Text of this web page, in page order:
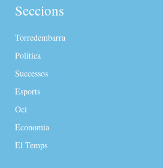
Seccions
Torredembarra
Política
Successos
Esports
Oci
Economia
El Temps